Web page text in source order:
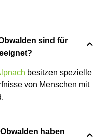
sind für
besitzen spezielle
von Menschen mit
haben